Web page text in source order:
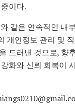
이다.
같은 연속적인 내
개인정보 관리 및
드러낸 것으로, 향
화와 신뢰 회복이